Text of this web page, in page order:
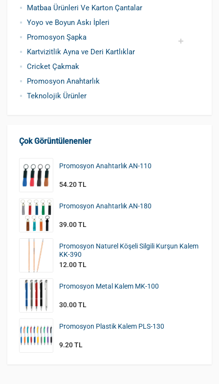
Matbaa Ürünleri Ve Karton Çantalar
Yoyo ve Boyun Askı İpleri
Promosyon Şapka
Pamuklu Şapka
Polyester Şapka
Baskılı Şapka Toptan
Kartvizitlik Ayna ve Deri Kartlıklar
Cricket Çakmak
Promosyon Anahtarlık
Teknolojik Ürünler
Çok Görüntülenenler
Promosyon Anahtarlık AN-110
54.20 TL
Promosyon Anahtarlık AN-180
39.00 TL
Promosyon Naturel Köşeli Silgili Kurşun Kalem
KK-390
12.00 TL
Promosyon Metal Kalem MK-100
30.00 TL
Promosyon Plastik Kalem PLS-130
9.20 TL